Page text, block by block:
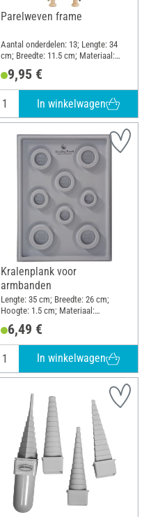
Parelweven frame
Aantal onderdelen: 13; Lengte: 34
cm; Breedte: 11.5 cm; Materiaal:
9,95 €
In winkelwagen
Kralenplank voor
armbanden
Lengte: 35 cm; Breedte: 26 cm;
Hoogte: 1.5 cm; Materiaal:
6,49 €
In winkelwagen